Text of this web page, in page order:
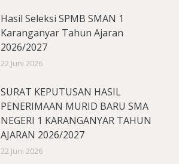
Hasil Seleksi SPMB SMAN 1
Karanganyar Tahun Ajaran
2026/2027
22 Juni 2026
SURAT KEPUTUSAN HASIL
PENERIMAAN MURID BARU SMA
NEGERI 1 KARANGANYAR TAHUN
AJARAN 2026/2027
22 Juni 2026